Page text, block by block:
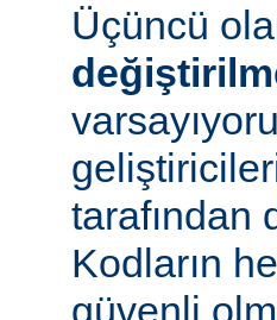
Üçüncü
tarafından
Kodların
güvenli